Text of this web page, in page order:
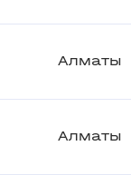
Алматы
Алматы